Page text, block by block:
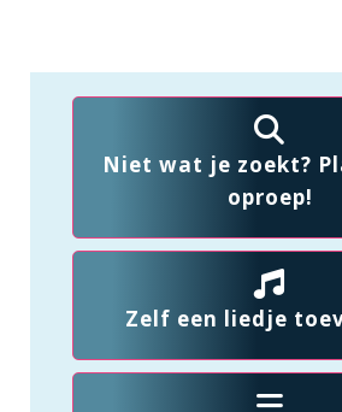
Niet wat je zoekt?
oproep!
Zelf een liedje